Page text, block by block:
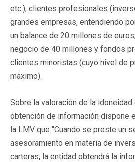
etc.), clientes profesionales
grandes empresas, entendiendo
un balance de 20 millones de
negocio de 40 millones y fondos
clientes minoristas (cuyo nivel de
máximo).
Sobre la valoración de la
obtención de información dispone
la LMV que "Cuando se preste un
asesoramiento en materia de
carteras, la entidad obtendrá la